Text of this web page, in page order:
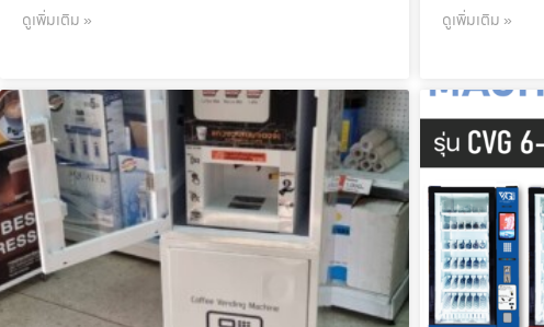
ดูเพิ่มเติม » ดูเพิ่มเติม »